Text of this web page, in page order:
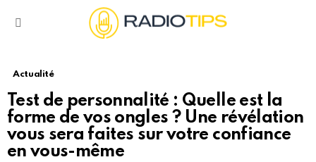
Actualité
Test de personnalité : Quelle est la
forme de vos ongles ? Une révélation
vous sera faites sur votre confiance
en vous-même